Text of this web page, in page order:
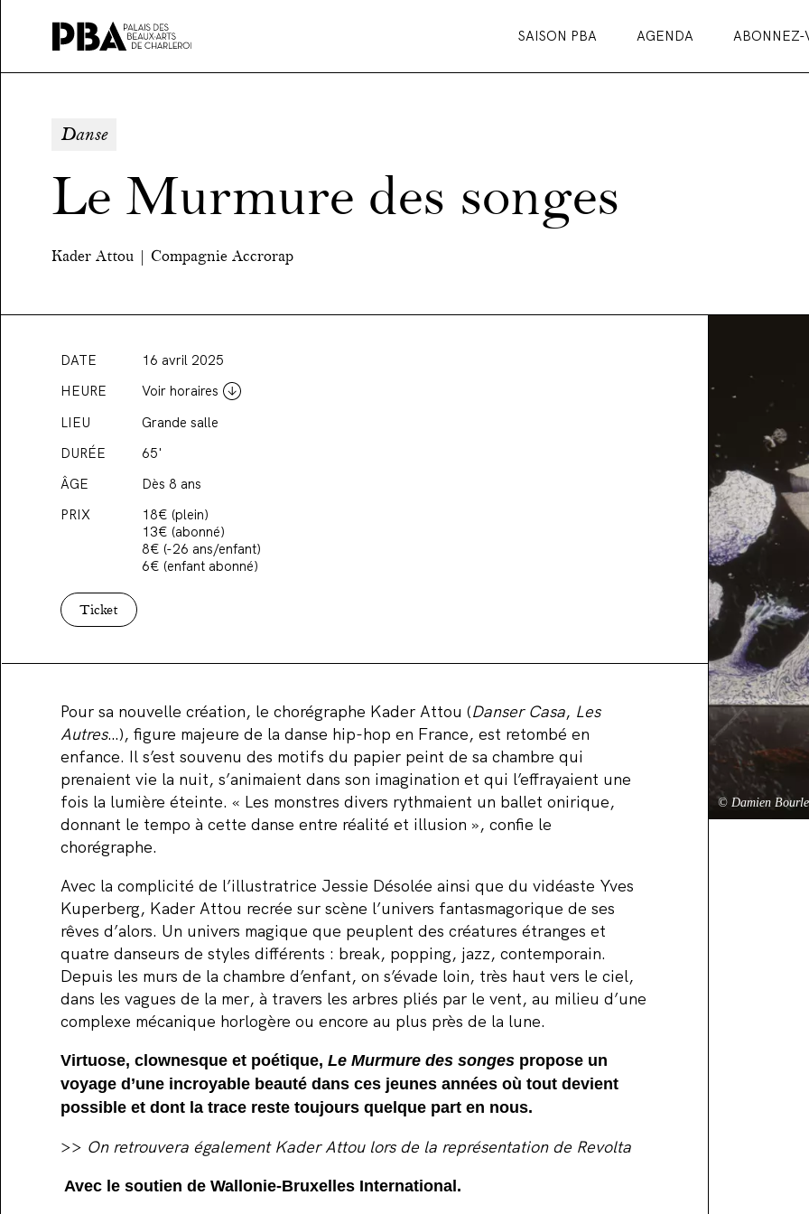
art
Charleroi
SAISON PBA AGENDA ABONNEZ-
Danse
Le Murmure des songes
Kader Attou | Compagnie Accrorap
© Damien
DATE
16 avril 2025
HEURE
Voir horaires
LIEU
Grande salle
DURÉE
65'
ÂGE
Dès 8 ans
PRIX
18€ (plein)
13€ (abonné)
8€ (-26 ans/enfant)
6€ (enfant abonné)
Ticket
Pour sa nouvelle création, le chorégraphe Kader Attou (Danser Casa, Les
Autres…), figure majeure de la danse hip-hop en France, est retombé en
enfance. Il s’est souvenu des motifs du papier peint de sa chambre qui
prenaient vie la nuit, s’animaient dans son imagination et qui l’effrayaient une
fois la lumière éteinte. « Les monstres divers rythmaient un ballet onirique,
donnant le tempo à cette danse entre réalité et illusion », confie le
chorégraphe.
Avec la complicité de l’illustratrice Jessie Désolée ainsi que du vidéaste Yves
Kuperberg, Kader Attou recrée sur scène l’univers fantasmagorique de ses
rêves d’alors. Un univers magique que peuplent des créatures étranges et
quatre danseurs de styles différents : break, popping, jazz, contemporain.
Depuis les murs de la chambre d’enfant, on s’évade loin, très haut vers le ciel,
dans les vagues de la mer, à travers les arbres pliés par le vent, au milieu d’une
complexe mécanique horlogère ou encore au plus près de la lune.
Virtuose, clownesque et poétique,Le Murmure des songes propose un
voyage d’une incroyable beauté dans ces jeunes années où tout devient
possible et dont la trace reste toujours quelque part en nous.
>> On retrouvera également Kader Attou lors de la représentation de Revolta
Avec le soutien de Wallonie-Bruxelles International.